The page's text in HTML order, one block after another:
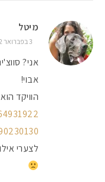
מיטל
3 בפברואר 2012 AT 13:47
אני?
אבוי!
הוויקד
לצערי